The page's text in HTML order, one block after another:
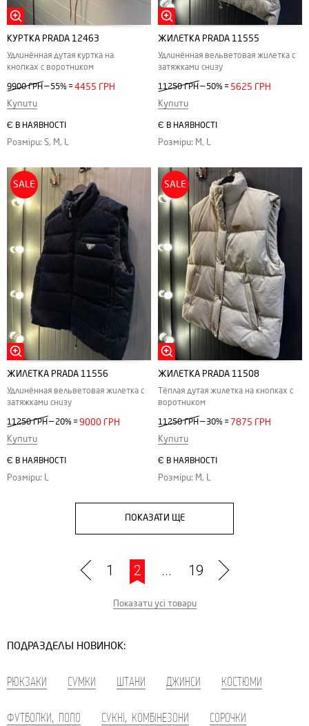
КУРТКА PRADA 12463
Удлинённая дутая куртка на
кнопках с воротником
9900 ГРН — 55% =4455 ГРН
Купити
Є В НАЯВНОСТІ
Розміри: S, M, L
ЖИЛЕТКА PRADA 11555
Удлинённая вельветовая жилетка с
затяжками снизу
11250 ГРН — 50% = 5625 ГРН
Купити
Є В НАЯВНОСТІ
Розміри: M, L
SALE
ЖИЛЕТКА PRADA 11556
Удлинённая вельветовая жилетка с
затяжками снизу
11250 ГРН— 20% =9000 ГРН
Купити
Є В НАЯВНОСТІ
Розміри: L
SALE
ЖИЛЕТКА PRADA 11508
Тёплая дутая жилетка на кнопках с
воротником
11250 ГРН— 30% = 7875 ГРН
Купити
Є В НАЯВНОСТІ
Розміри: M, L
ПОКАЗАТИ ЩЕ
1 2 ... 19
Показати усі товари
ПОДРАЗДЕЛЫ НОВИНОК:
РЮКЗАКИ СУМКИ ШТАНИ ДЖИНСИ КОСТЮМИ
ФУТБОЛКИ, ПОЛО СУКНІ, КОМБІНЕЗОНИ СОРОЧКИ